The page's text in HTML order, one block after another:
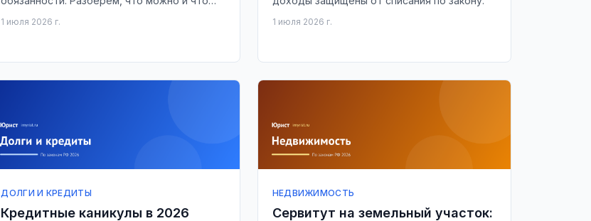
году.
1 июля 2026 г. 1 июля 2026 г.
ДОЛГИ И КРЕДИТЫ
Кредитные каникулы в 2026
НЕДВИЖИМОСТЬ
Сервитут на земельный участок: